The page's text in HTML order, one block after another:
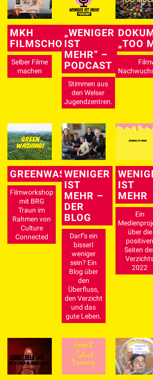
MKH
FILMSCHOOL
Selber Filme
machen
„WENIGER
IST
MEHR“ –
PODCAST
Stimmen aus
den Welser
Jugendzentren.
„TOO
GREENWASHING
Filmworkshop
mit BRG
Traun im
Rahmen von
Culture
Connected
WENIGER
IST
MEHR –
DER
BLOG
Darf’s ein
bisserl
weniger
sein? Ein
Blog über
den
Überfluss,
den Verzicht
und das
gute Leben.
IST
MEHR
Ein
über die
positiven
Seiten
2022